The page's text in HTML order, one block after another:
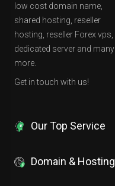
low cost domain name,
shared hosting, reseller
hosting, reseller Forex vps,
dedicated server and many
more.
Get in touch with us!
Our Top Service
Domain & Hosting